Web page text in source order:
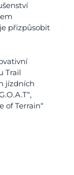
přizpůsobit
Trail
jízdních
of Terrain“